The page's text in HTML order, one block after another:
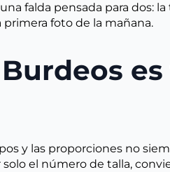
falda pensada para dos:
foto de la mañana.
y las proporciones no
el número de talla,